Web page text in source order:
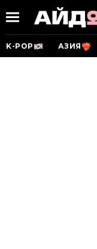
K-POP АЗИЯ